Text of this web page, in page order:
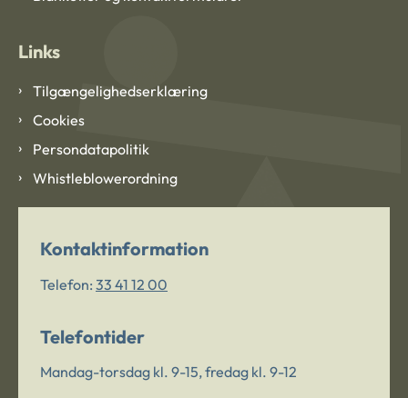
Links
Tilgængelighedserklæring
Cookies
Persondatapolitik
Whistleblowerordning
Kontaktinformation
Telefon: 33 41 12 00
Telefontider
Mandag-torsdag kl. 9-15, fredag kl. 9-12